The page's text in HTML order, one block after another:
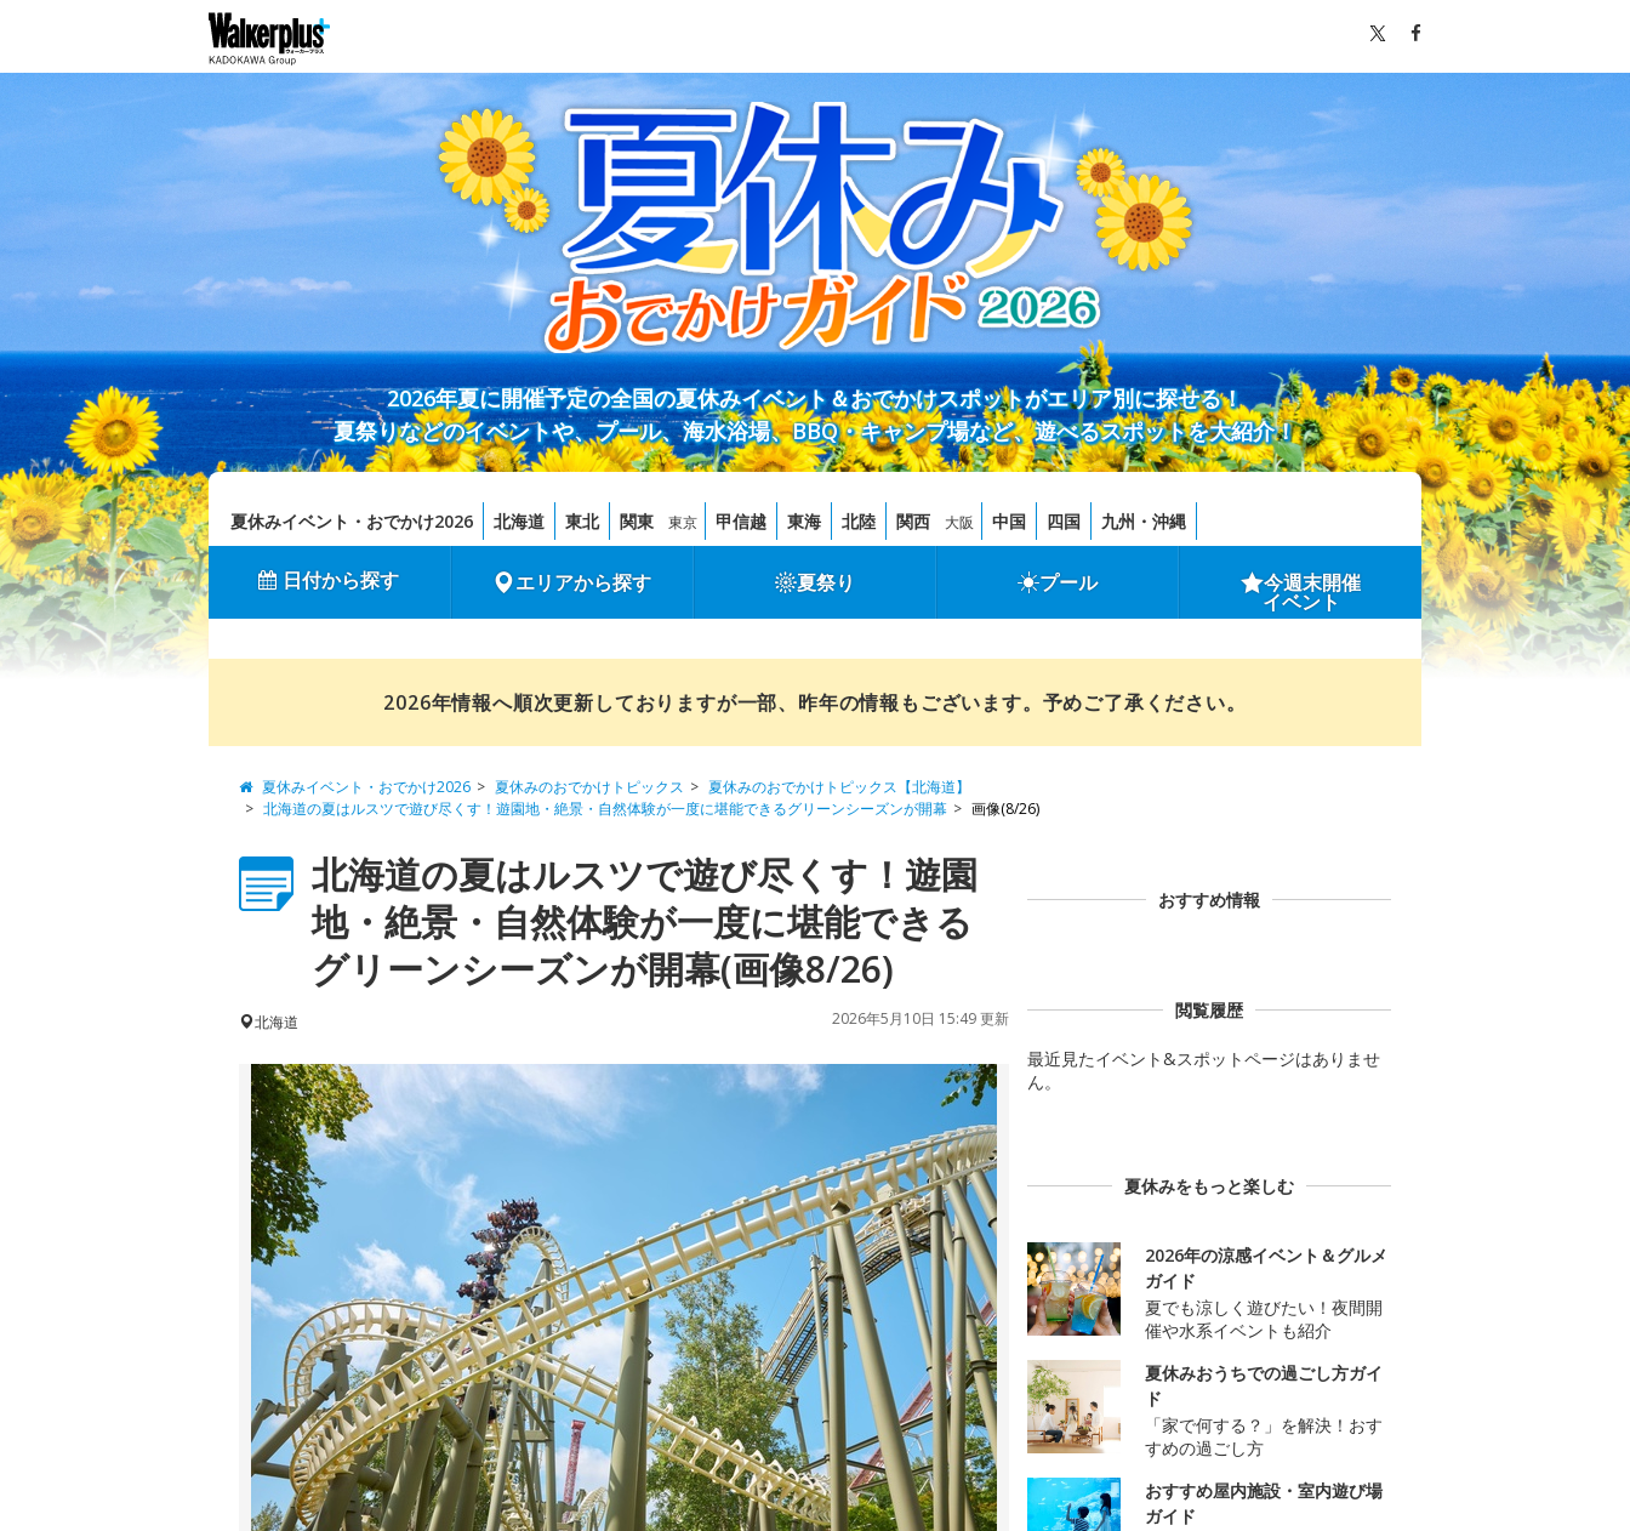
2026年夏に開催予定の全国の夏休みイベント＆おでかけスポットがエリア別に探せる！
夏祭りなどのイベントや、プール、海水浴場、BBQ・キャンプ場など、遊べるスポットを大紹介！
夏休みイベント・おでかけ2026 北海道 東北 関東 東京 甲信越 東海 北陸 関西 大阪 中国 四国 九州・沖縄
日付から探す エリアから探す 夏祭り プール 今週末開催
イベント
2026年情報へ順次更新しておりますが一部、昨年の情報もございます。予めご了承ください。
夏休みイベント・おでかけ2026 夏休みのおでかけトピックス
夏休みのおでかけトピックス【北海道】
北海道の夏はルスツで遊び尽くす！遊園地・絶景・自然体験が一度に堪能できるグリーンシーズンが開幕
画像(8/26)
北海道の夏はルスツで遊び尽くす！遊園
地・絶景・自然体験が一度に堪能できる
グリーンシーズンが開幕(画像8/26)
北海道 2026年5月10日 15:49 更新
おすすめ情報
閲覧履歴
最近見たイベント&スポットページはありませ
ん。
夏休みをもっと楽しむ
2026年の涼感イベント＆グルメ
ガイド
夏でも涼しく遊びたい！夜間開
催や水系イベントも紹介
夏休みおうちでの過ごし方ガイ
ド
「家で何する？」を解決！おす
すめの過ごし方
おすすめ屋内施設・室内遊び場
ガイド